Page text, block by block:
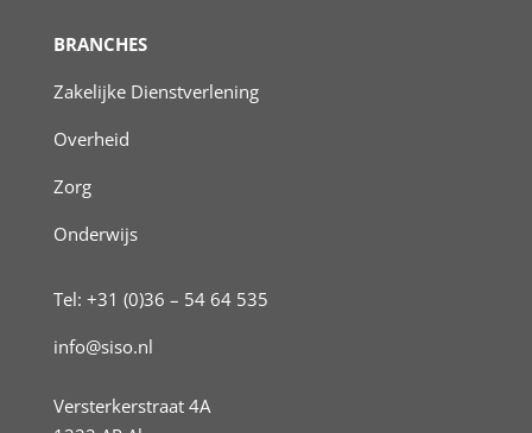
BRANCHES
Zakelijke Dienstverlening
Overheid
Zorg
Onderwijs
Tel: +31 (0)36 – 54 64 535
info@siso.nl
Versterkerstraat 4A